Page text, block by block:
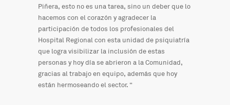
Piñera, esto no es una tarea, sino un deber que lo
hacemos con el corazón y agradecer la
participación de todos los profesionales del
Hospital Regional con esta unidad de psiquiatría
que logra visibilizar la inclusión de estas
personas y hoy día se abrieron a la Comunidad,
gracias al trabajo en equipo, además que hoy
están hermoseando el sector. “